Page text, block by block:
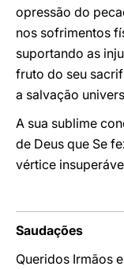
opressão do
nos sofrimentos
suportando as
fruto do seu
a salvação
A sua sublime
de Deus que Se
vértice
Saudações
Queridos Irmãos